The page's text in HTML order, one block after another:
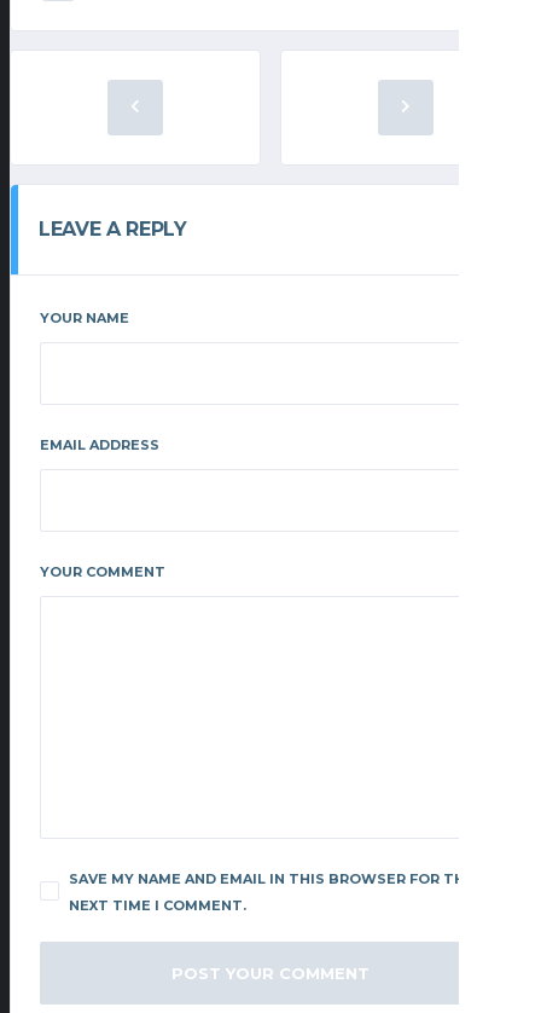
LEAVE A REPLY
YOUR NAME
EMAIL ADDRESS
YOUR COMMENT
SAVE MY NAME AND EMAIL IN THIS BROWSER FOR THE
NEXT TIME I COMMENT.